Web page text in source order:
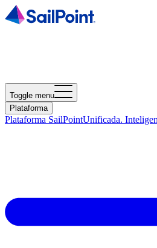
Toggle menu
Plataforma
Plataforma SailPointUnificada.